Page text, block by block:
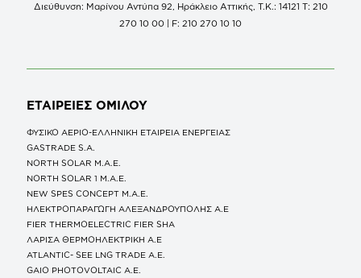
Διεύθυνση: Μαρίνου Αντύπα 92, Ηράκλειο Αττικής, Τ.Κ.: 14121 Τ: 210
270 10 00 | F: 210 270 10 10
ΕΤΑΙΡΕΙΕΣ ΟΜΙΛΟΥ
ΦΥΣΙΚΟ ΑΕΡΙΟ-ΕΛΛΗΝΙΚΗ ΕΤΑΙΡΕΙΑ ΕΝΕΡΓΕΙΑΣ
GASTRADE S.A.
NORTH SOLAR M.Α.Ε.
NORTH SOLAR 1 M.Α.Ε.
NEW SPES CONCEPT Μ.Α.Ε.
ΗΛΕΚΤΡΟΠΑΡΑΓΩΓΗ ΑΛΕΞΑΝΔΡΟΥΠΟΛΗΣ A.E
FIER THERMOELECTRIC FIER SHA
ΛΑΡΙΣΑ ΘΕΡΜΟΗΛΕΚΤΡΙΚΗ A.E
ATLANTIC- SEE LNG TRADE A.E.
GAIO PHOTOVOLTAIC Α.Ε.